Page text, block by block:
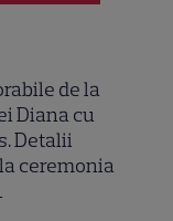
de la
Diana cu
Detalii
ceremonia